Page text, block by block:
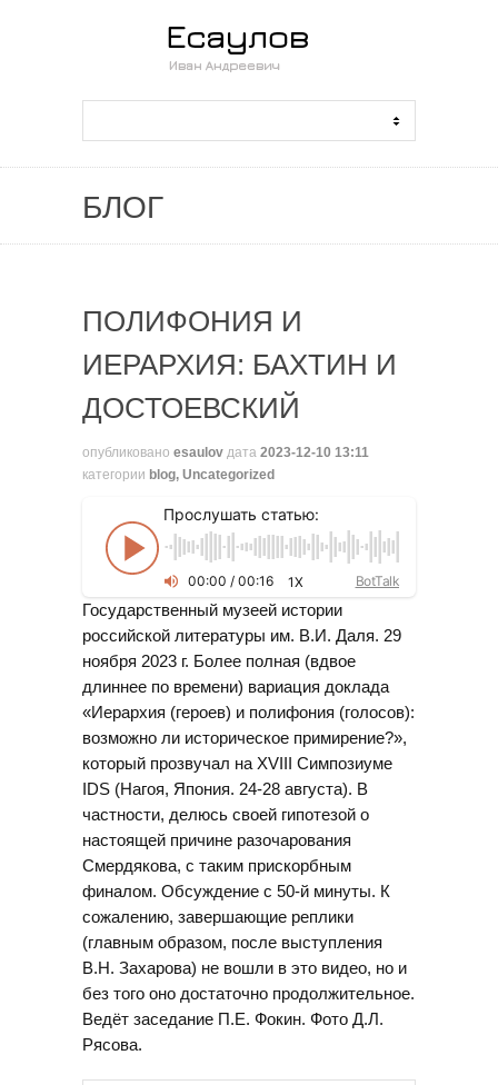
БЛОГ
ПОЛИФОНИЯ И
ИЕРАРХИЯ: БАХТИН И
ДОСТОЕВСКИЙ
опубликовано esaulov дата 2023-12-10 13:11
категории blog, Uncategorized
Прослушать статью:
00:00 / 00:16 1X BotTalk
Государственный музеей истории
российской литературы им. В.И. Даля. 29
ноября 2023 г. Более полная (вдвое
длиннее по времени) вариация доклада
«Иерархия (героев) и полифония (голосов):
возможно ли историческое примирение?»,
который прозвучал на XVIII Симпозиуме
IDS (Нагоя, Япония. 24-28 августа). В
частности, делюсь своей гипотезой о
настоящей причине разочарования
Смердякова, с таким прискорбным
финалом. Обсуждение с 50-й минуты. К
сожалению, завершающие реплики
(главным образом, после выступления
В.Н. Захарова) не вошли в это видео, но и
без того оно достаточно продолжительное.
Ведёт заседание П.Е. Фокин. Фото Д.Л.
Рясова.